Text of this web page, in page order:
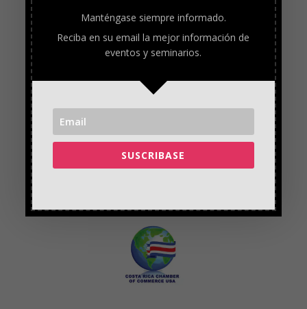
Manténgase siempre informado.
Reciba en su email la mejor información de
eventos y seminarios.
SUSCRIBASE